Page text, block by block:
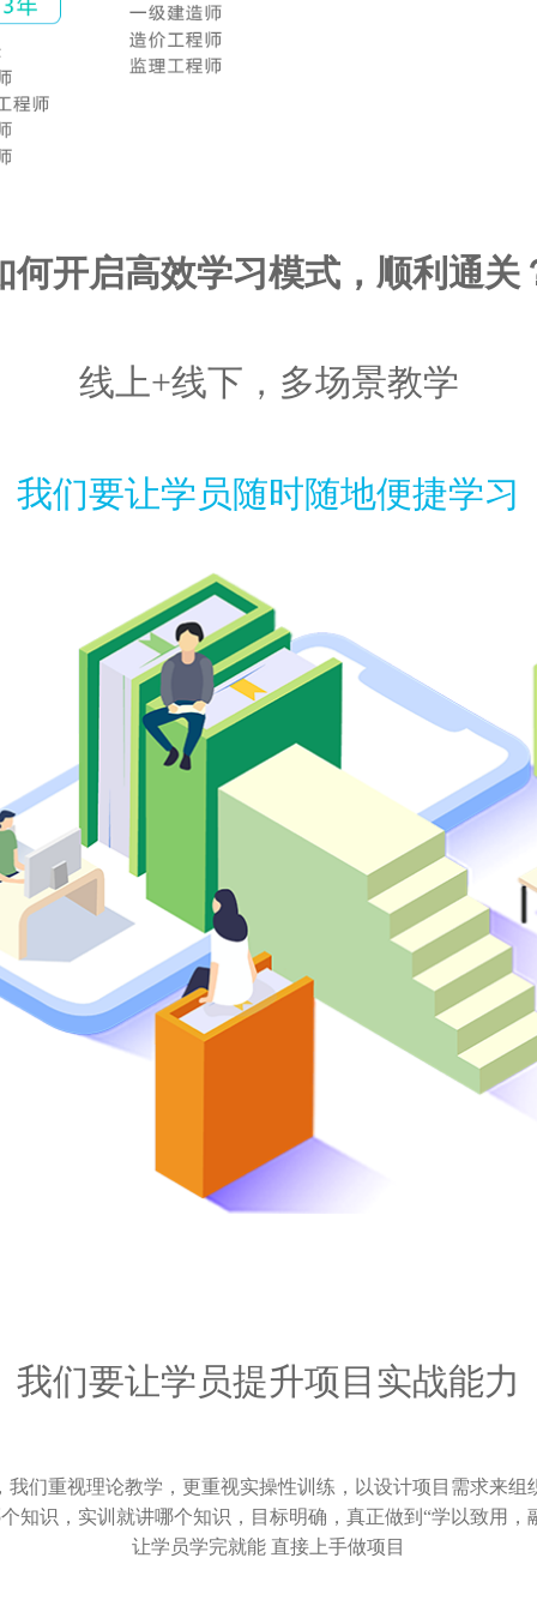
何开启高效学习模式，顺利通关
线上+线下，多场景教学
我们要让学员随时随地便捷学习
我们要让学员提升项目实战能力
我们重视理论教学，更重视实操性训练，以设计项目需求来组
知识，实训就讲哪个知识，目标明确，真正做到“学以致用，
让学员学完就能 直接上手做项目